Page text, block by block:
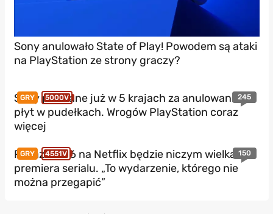
Sony anulowało State of Play! Powodem są ataki
na PlayStation ze strony graczy?
GRY 5000V 245
Sony pozwane już w 5 krajach za anulowanie
płyt w pudełkach. Wrogów PlayStation coraz
więcej
GRY 4551V 150
Pokaz GTA 6 na Netflix będzie niczym wielka
premiera serialu. „To wydarzenie, którego nie
można przegapić”